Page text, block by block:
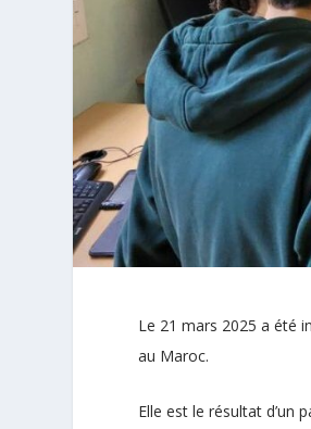
Le 21 mars 2025 a été
au Maroc.
Elle est le résultat d’un